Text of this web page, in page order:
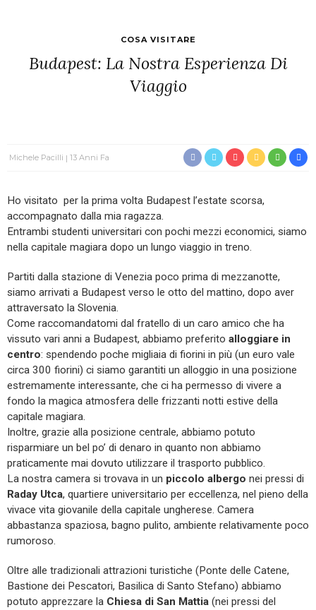
COSA VISITARE
Budapest: La Nostra Esperienza Di
Viaggio
Michele Pacilli 13 Anni Fa
Ho visitato per la prima volta Budapest l’estate scorsa,
accompagnato dalla mia ragazza.
Entrambi studenti universitari con pochi mezzi economici, siamo
nella capitale magiara dopo un lungo viaggio in treno.
Partiti dalla stazione di Venezia poco prima di mezzanotte,
siamo arrivati a Budapest verso le otto del mattino, dopo aver
attraversato la Slovenia.
Come raccomandatomi dal fratello di un caro amico che ha
vissuto vari anni a Budapest, abbiamo preferito alloggiare in
centro: spendendo poche migliaia di fiorini in più (un euro vale
circa 300 fiorini) ci siamo garantiti un alloggio in una posizione
estremamente interessante, che ci ha permesso di vivere a
fondo la magica atmosfera delle frizzanti notti estive della
capitale magiara.
Inoltre, grazie alla posizione centrale, abbiamo potuto
risparmiare un bel po’ di denaro in quanto non abbiamo
praticamente mai dovuto utilizzare il trasporto pubblico.
La nostra camera si trovava in un piccolo albergo nei pressi di
Raday Utca, quartiere universitario per eccellenza, nel pieno della
vivace vita giovanile della capitale ungherese. Camera
abbastanza spaziosa, bagno pulito, ambiente relativamente poco
rumoroso.
Oltre alle tradizionali attrazioni turistiche (Ponte delle Catene,
Bastione dei Pescatori, Basilica di Santo Stefano) abbiamo
potuto apprezzare la Chiesa di San Mattia (nei pressi del